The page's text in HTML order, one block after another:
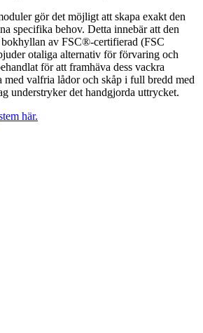
gör det möjligt att skapa exakt den
specifika behov. Detta innebär att den
av FSC®-certifierad (FSC
otaliga alternativ för förvaring och
för att framhäva dess vackra
med valfria lådor och skåp i full bredd med
understryker det handgjorda uttrycket.
här.